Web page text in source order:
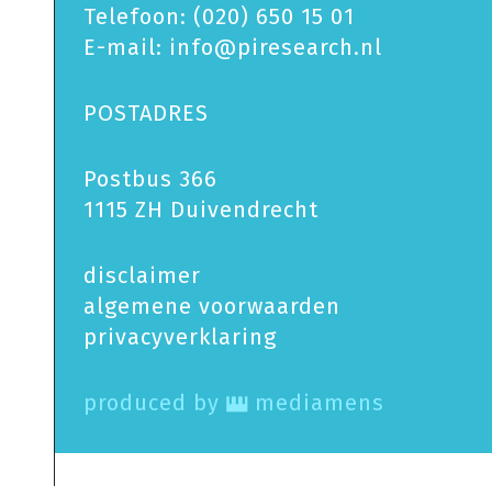
Telefoon: (020) 650 15 01
E-mail: info@piresearch.nl
POSTADRES
Postbus 366
1115 ZH Duivendrecht
disclaimer
algemene voorwaarden
privacy­verklaring
produced by mediamens